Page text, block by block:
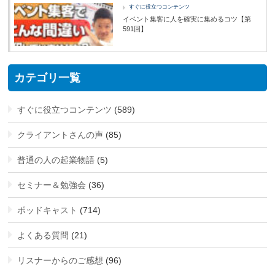
すぐに役立つコンテンツ
イベント集客に人を確実に集めるコツ【第
591回】
カテゴリ一覧
すぐに役立つコンテンツ (589)
クライアントさんの声 (85)
普通の人の起業物語 (5)
セミナー＆勉強会 (36)
ポッドキャスト (714)
よくある質問 (21)
リスナーからのご感想 (96)